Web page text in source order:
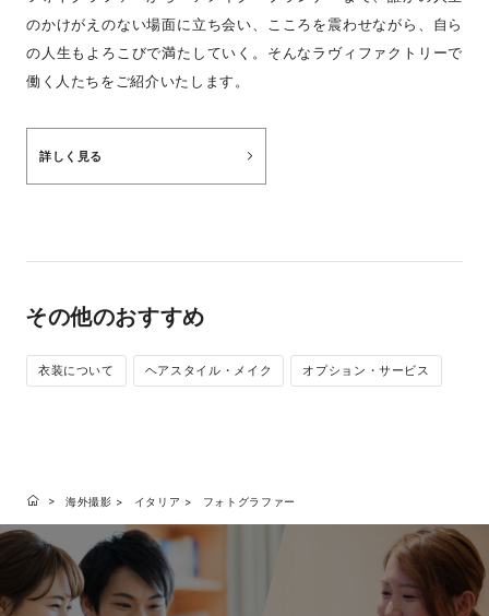
のかけがえのない場面に立ち会い、こころを震わせながら、自ら
の人生もよろこびで満たしていく。そんなラヴィファクトリーで
働く人たちをご紹介いたします。
詳しく見る
その他のおすすめ
衣装について ヘアスタイル・メイク オプション・サービス
海外撮影 イタリア フォトグラファー